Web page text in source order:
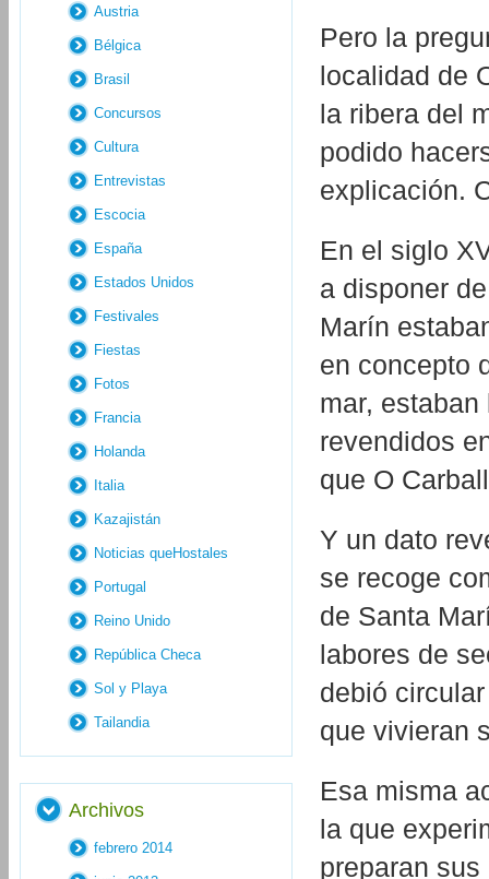
Pero la
localidad de
la ribera del
podido
explicación.
En el siglo
a disponer
Marín
en concepto
mar,
revendidos
que O
Y un dato
se recoge
de Santa
labores de
debió
que vivieran
Esa misma
la que
preparan
Austria
Bélgica
Brasil
Concursos
Cultura
Entrevistas
Escocia
España
Estados Unidos
Festivales
Fiestas
Fotos
Francia
Holanda
Italia
Kazajistán
Noticias queHostales
Portugal
Reino Unido
República Checa
Sol y Playa
Tailandia
Archivos
febrero 2014